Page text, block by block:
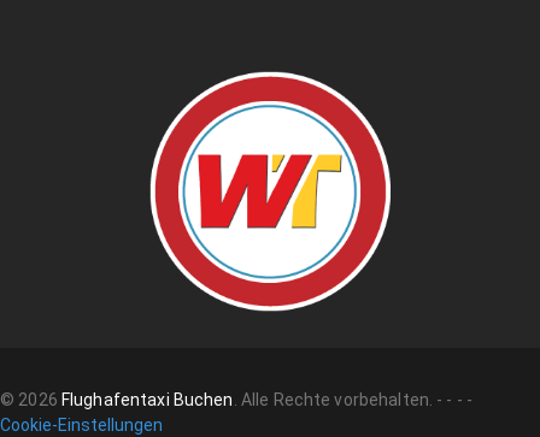
© 2026 Flughafentaxi Buchen. Alle Rechte vorbehalten. - - - -
Cookie-Einstellungen